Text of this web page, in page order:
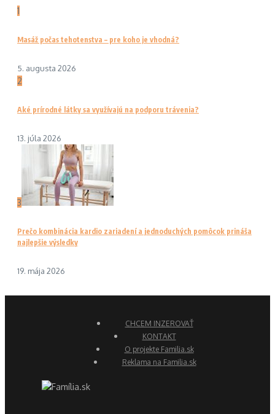
1
Masáž počas tehotenstva – pre koho je vhodná?
5. augusta 2026
2
Aké prírodné látky sa využívajú na podporu trávenia?
13. júla 2026
3
Prečo kombinácia kardio zariadení a jednoduchých pomôcok prináša
najlepšie výsledky
19. mája 2026
CHCEM INZEROVAŤ
KONTAKT
O projekte Familia.sk
Reklama na Familia.sk